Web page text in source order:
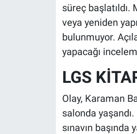
süreç başlatıldı.
veya yeniden
bulunmuyor.
yapacağı
LGS
Olay, Karaman
salonda
sınavın